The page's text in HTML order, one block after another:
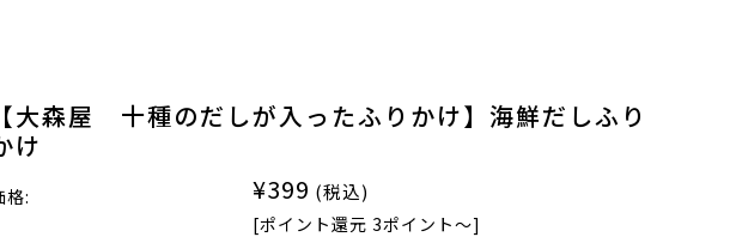
【大森屋 十種のだしが入ったふりかけ】海鮮だしふり
け
格: ¥399 (税込)
[ポイント還元 3ポイント〜]